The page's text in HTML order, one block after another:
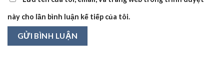
này cho lần bình luận kế tiếp của tôi.